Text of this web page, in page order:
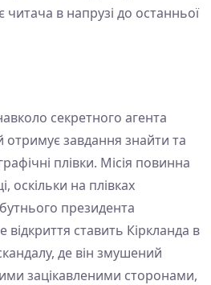
в напрузі до останньої
секретного агента
отримує завдання знайти та
плівки. Місія повинна
оскільки на плівках
президента
ставить Кіркланда в
де він змушений
зацікавленими сторонами,